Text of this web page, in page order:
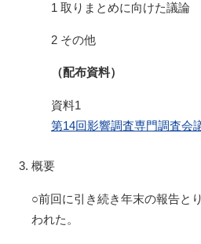
1 取りまとめに向けた議論
2 その他
（配布資料）
資料1
第14回影響調査専門調査会
概要
○前回に引き続き年末の報告と
われた。